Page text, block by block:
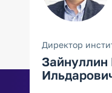
Директор
Зайнуллин